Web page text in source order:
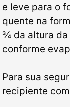
e leve para o
quente na
¾ da altura da
conforme
Para sua
recipiente